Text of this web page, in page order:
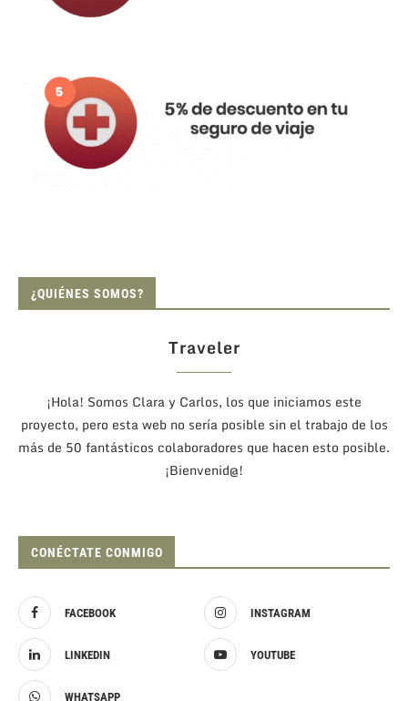
¿QUIÉNES SOMOS?
Traveler
¡Hola! Somos Clara y Carlos, los que iniciamos este
proyecto, pero esta web no sería posible sin el trabajo de los
más de 50 fantásticos colaboradores que hacen esto posible.
¡Bienvenid@!
CONÉCTATE CONMIGO
FACEBOOK INSTAGRAM
LINKEDIN YOUTUBE
WHATSAPP